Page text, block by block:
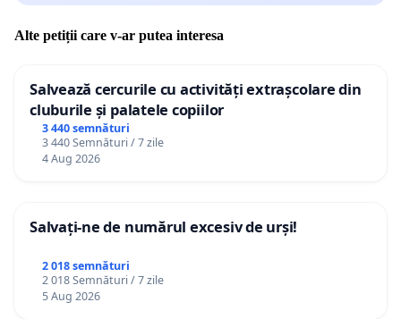
Alte petiții care v-ar putea interesa
Salvează cercurile cu activități extrașcolare din
cluburile și palatele copiilor
3 440 semnături
3 440 Semnături / 7 zile
4 Aug 2026
Salvați-ne de numărul excesiv de urși!
2 018 semnături
2 018 Semnături / 7 zile
5 Aug 2026